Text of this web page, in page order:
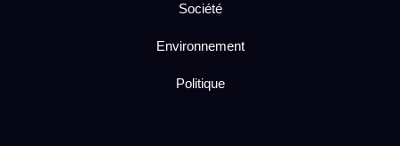
Société
Environnement
Politique